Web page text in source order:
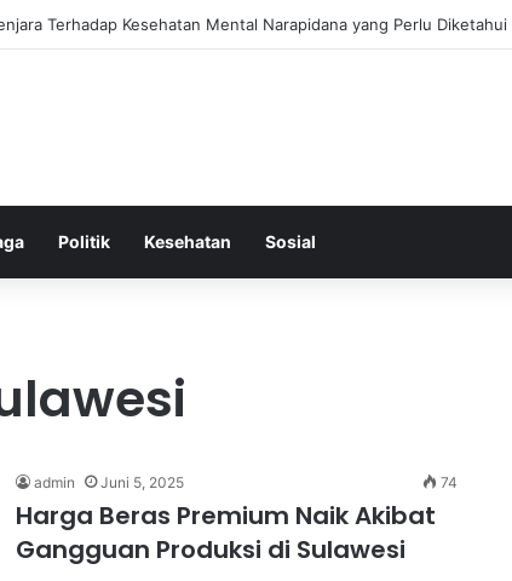
untuk Memastikan Aktivitas Fisik Anda Tetap Konsisten
Politik Kesehatan Sosial
admin Juni 5, 2025 74
Harga Beras Premium Naik Akibat
Gangguan Produksi di Sulawesi